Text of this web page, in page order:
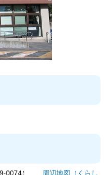
0074） 周辺地図（くらし